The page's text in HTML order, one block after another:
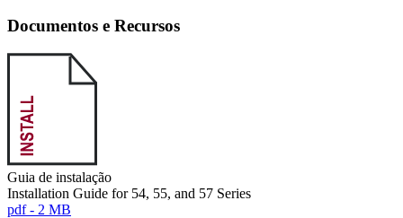
Documentos e Recursos
Guia de instalação
Installation Guide for 54, 55, and 57 Series
pdf - 2 MB